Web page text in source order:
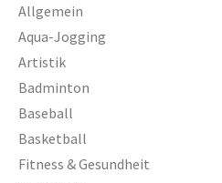
Allgemein
Aqua-Jogging
Artistik
Badminton
Baseball
Basketball
Fitness & Gesundheit